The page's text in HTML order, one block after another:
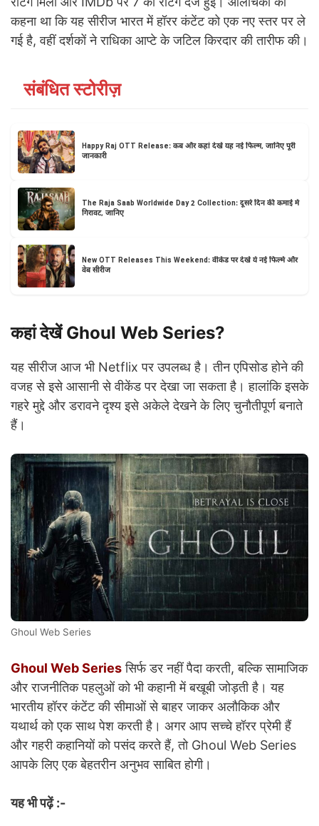
कहना था कि यह सीरीज भारत में हॉरर कंटेंट को एक नए स्तर पर ले
गई है, वहीं दर्शकों ने राधिका आप्टे के जटिल किरदार की तारीफ की।
संबंधित स्टोरीज़
Happy Raj OTT Release: कब और कहां देखें यह नई फिल्म, जानिए पूरी
जानकारी
The Raja Saab Worldwide Day 2 Collection: दूसरे दिन की कमाई में
गिरावट, जानिए
New OTT Releases This Weekend: वीकेंड पर देखें ये नई फिल्में और
वेब सीरीज
कहां देखें Ghoul Web Series?
यह सीरीज आज भी Netflix पर उपलब्ध है। तीन एपिसोड होने की
वजह से इसे आसानी से वीकेंड पर देखा जा सकता है। हालांकि इसके
गहरे मुद्दे और डरावने दृश्य इसे अकेले देखने के लिए चुनौतीपूर्ण बनाते
हैं।
Ghoul Web Series
Ghoul Web Seriesसिर्फ डर नहीं पैदा करती, बल्कि सामाजिक
और राजनीतिक पहलुओं को भी कहानी में बखूबी जोड़ती है। यह
भारतीय हॉरर कंटेंट की सीमाओं से बाहर जाकर अलौकिक और
यथार्थ को एक साथ पेश करती है। अगर आप सच्चे हॉरर प्रेमी हैं
और गहरी कहानियों को पसंद करते हैं, तो Ghoul Web Series
आपके लिए एक बेहतरीन अनुभव साबित होगी।
यह भी पढ़ें :-